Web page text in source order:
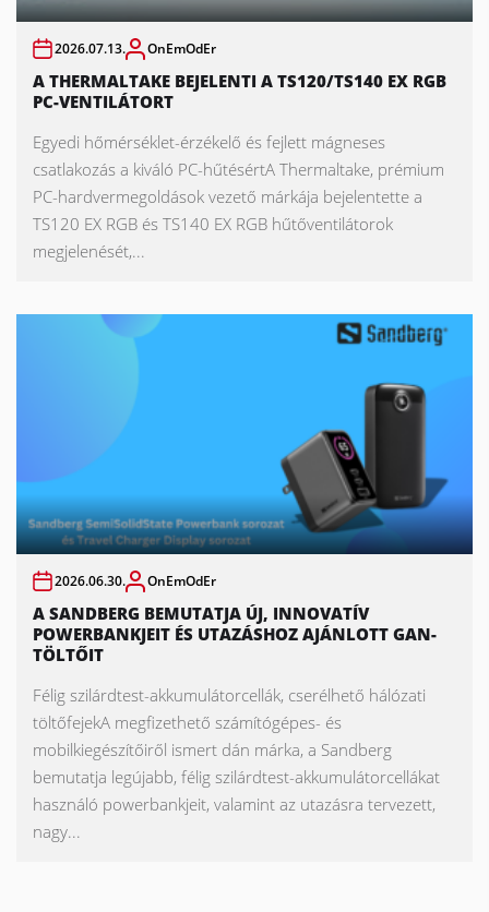
2026.07.13. OnEmOdEr
A THERMALTAKE BEJELENTI A TS120/TS140 EX RGB
PC-VENTILÁTORT
Egyedi hőmérséklet-érzékelő és fejlett mágneses
csatlakozás a kiváló PC-hűtésértA Thermaltake, prémium
PC-hardvermegoldások vezető márkája bejelentette a
TS120 EX RGB és TS140 EX RGB hűtőventilátorok
megjelenését,...
2026.06.30. OnEmOdEr
A SANDBERG BEMUTATJA ÚJ, INNOVATÍV
POWERBANKJEIT ÉS UTAZÁSHOZ AJÁNLOTT GAN-
TÖLTŐIT
Félig szilárdtest-akkumulátorcellák, cserélhető hálózati
töltőfejekA megfizethető számítógépes- és
mobilkiegészítőiről ismert dán márka, a Sandberg
bemutatja legújabb, félig szilárdtest-akkumulátorcellákat
használó powerbankjeit, valamint az utazásra tervezett,
nagy...